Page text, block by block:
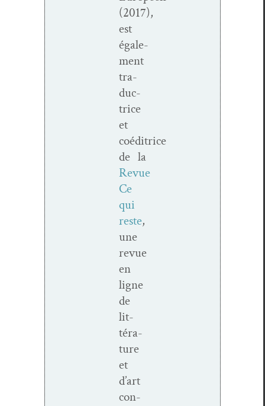
(2017),
est
égale­
ment
tra­
duc­
trice
et
coéditrice
de la
Revue
Ce
qui
reste,
une
revue
en
ligne
de
lit­
téra­
ture
et
d’art
con­